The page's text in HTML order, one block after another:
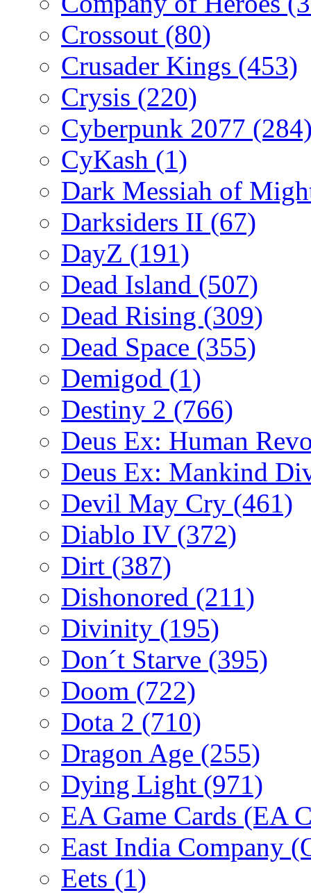
Crossout (80)
Crusader Kings (453)
Crysis (220)
Cyberpunk 2077
CyKash (1)
Dark Messiah of
Darksiders II (67)
DayZ (191)
Dead Island (507)
Dead Rising (309)
Dead Space (355)
Demigod (1)
Destiny 2 (766)
Deus Ex: Human
Deus Ex: Mankind
Devil May Cry (461)
Diablo IV (372)
Dirt (387)
Dishonored (211)
Divinity (195)
Don´t Starve (395)
Doom (722)
Dota 2 (710)
Dragon Age (255)
Dying Light (971)
EA Game Cards (EA
East India Company
Eets (1)